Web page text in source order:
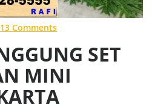
13 Comments
SET
MINI